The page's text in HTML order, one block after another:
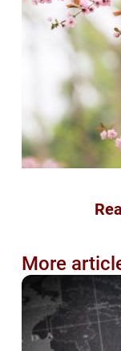
More